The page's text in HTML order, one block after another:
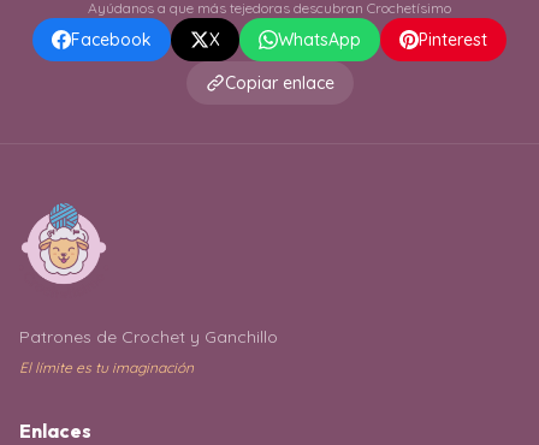
Ayúdanos a que más tejedoras descubran Crochetísimo
Facebook X WhatsApp
Pinterest
Copiar enlace
Patrones de Crochet y Ganchillo
El límite es tu imaginación
Enlaces